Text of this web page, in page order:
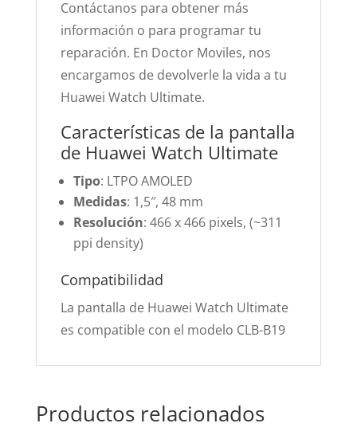
Contáctanos para obtener más
información o para programar tu
reparación. En Doctor Moviles, nos
encargamos de devolverle la vida a tu
Huawei Watch Ultimate.
Características de la pantalla
de Huawei Watch Ultimate
Tipo: LTPO AMOLED
Medidas: 1,5″, 48 mm
Resolución: 466 x 466 pixels, (~311
ppi density)
Compatibilidad
La pantalla de Huawei Watch Ultimate
es compatible con el modelo CLB-B19
Productos relacionados